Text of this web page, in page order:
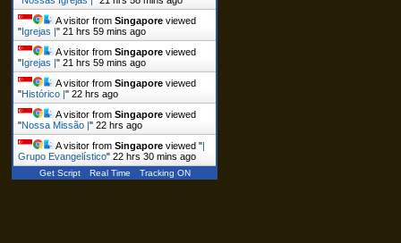
A visitor fromSingapore viewed
"Igrejas |"21 hrs 59 mins ago
A visitor fromSingapore viewed
"Igrejas |"21 hrs 59 mins ago
A visitor fromSingapore viewed
"Histórico |"22 hrs ago
A visitor fromSingapore viewed
"Nossa Missão |"22 hrs ago
A visitor fromSingapore viewed "|
Grupo Evangelístico"22 hrs 30 mins ago
Get Script Real Time Tracking ON